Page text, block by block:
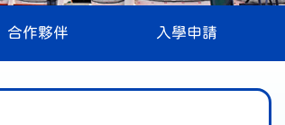
合作夥伴 入學申請